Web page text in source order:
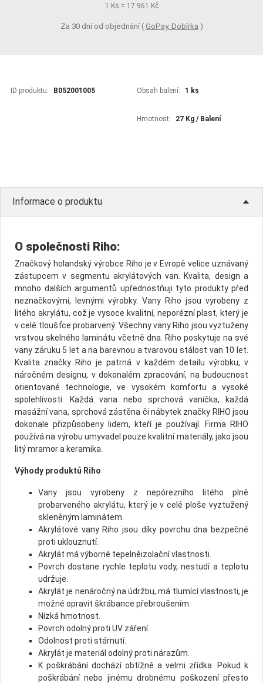
1 Ks = 17 961 Kč
Za 30 dní od objednání ( GoPay, Dobírka )
ID produktu: B052001005 Obsah balení: 1 ks
Hmotnost: 27 Kg / Balení
Informace o produktu
O společnosti Riho:
Značkový holandský výrobce Riho je v Evropě velice uznávaný
zástupcem v segmentu akrylátových van. Kvalita, design a
mnoho dalších argumentů upřednostňuji tyto produkty před
neznačkovými, levnými výrobky. Vany Riho jsou vyrobeny z
litého akrylátu, což je vysoce kvalitní, neporézní plast, který je
v celé tloušťce probarvený. Všechny vany Riho jsou vyztuženy
vrstvou skelného laminátu včetně dna. Riho poskytuje na své
vany záruku 5 let a na barevnou a tvarovou stálost van 10 let.
Kvalita značky Riho je patrná v každém detailu výrobku, v
náročném designu, v dokonalém zpracování, na budoucnost
orientované technologie, ve vysokém komfortu a vysoké
spolehlivosti. Každá vana nebo sprchová vanička, každá
masážní vana, sprchová zástěna či nábytek značky RIHO jsou
dokonale přizpůsobeny lidem, kteří je používají. Firma RIHO
používá na výrobu umyvadel pouze kvalitní materiály, jako jsou
litý mramor a keramika.
Výhody produktů Riho
Vany jsou vyrobeny z nepórezního litého plně
probarveného akrylátu, který je v celé ploše vyztužený
skleněným laminátem.
Akrylátové vany Riho jsou díky povrchu dna bezpečné
proti uklouznutí.
Akrylát má výborné tepelněizolační vlastnosti.
Povrch dostane rychle teplotu vody, nestudí a teplotu
udržuje.
Akrylát je nenáročný na údržbu, má tlumící vlastnosti, je
možné opravit škrábance přebroušením.
Nízká hmotnost.
Povrch odolný proti UV záření.
Odolnost proti stárnutí.
Akrylát je materiál odolný proti nárazům.
K poškrábání dochází obtížně a velmi zřídka. Pokud k
poškrábání nebo jinému drobnému poškození přesto